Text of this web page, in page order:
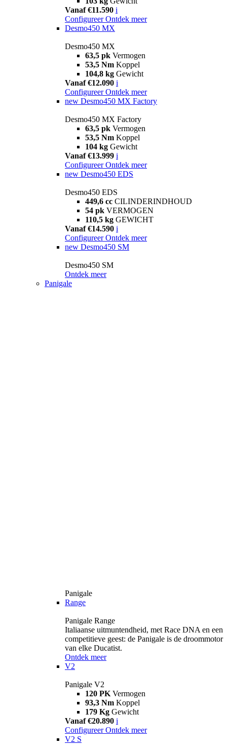
Vanaf €11.590 i
Configureer Ontdek meer
Desmo450 MX
Desmo450 MX
63,5 pk Vermogen
53,5 Nm Koppel
104,8 kg Gewicht
Vanaf €12.090 i
Configureer Ontdek meer
new Desmo450 MX Factory
Desmo450 MX Factory
63,5 pk Vermogen
53,5 Nm Koppel
104 kg Gewicht
Vanaf €13.999 i
Configureer Ontdek meer
new Desmo450 EDS
Desmo450 EDS
449,6 cc CILINDERINDHOUD
54 pk VERMOGEN
110,5 kg GEWICHT
Vanaf €14.590 i
Configureer Ontdek meer
new Desmo450 SM
Desmo450 SM
Ontdek meer
Panigale
Panigale
Range
Panigale Range
Italiaanse uitmuntendheid, met Race DNA en een
competitieve geest: de Panigale is de droommotor
van elke Ducatist.
Ontdek meer
V2
Panigale V2
120 PK Vermogen
93,3 Nm Koppel
179 Kg Gewicht
Vanaf €20.890 i
Configureer Ontdek meer
V2 S